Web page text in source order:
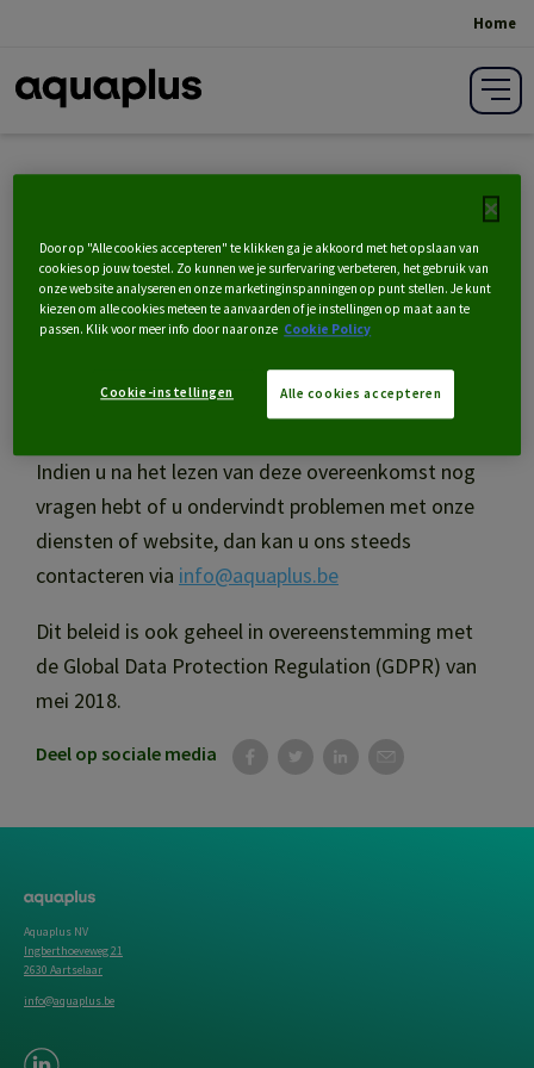
Home
Privacy Policy
Bij Aquaplus vinden we gegevensbescherming
belangrijk. Inons privacybeleidvindt u alle
informatie over hoe wij de privacy van onze klanten
en gebruikers van onze website www.aquaplus.be
Indien u na het lezen van deze overeenkomst nog
vragen hebt of u ondervindt problemen met onze
diensten of website, dan kan u ons steeds
contacteren via info@aquaplus.be
Dit beleid is ook geheel in overeenstemming met
de Global Data Protection Regulation (GDPR) van
mei 2018.
Deel op sociale media
Aquaplus NV
Ingberthoeveweg 21
2630 Aartselaar
info@aquaplus.be
Door op "Alle cookies accepteren" te klikken ga je akkoord met het opslaan van
cookies op jouw toestel. Zo kunnen we je surfervaring verbeteren, het gebruik van
onze website analyseren en onze marketinginspanningen op punt stellen. Je kunt
kiezen om alle cookies meteen te aanvaarden of je instellingen op maat aan te
passen. Klik voor meer info door naar onze Cookie Policy
Alle cookies accepteren
Cookie-instellingen